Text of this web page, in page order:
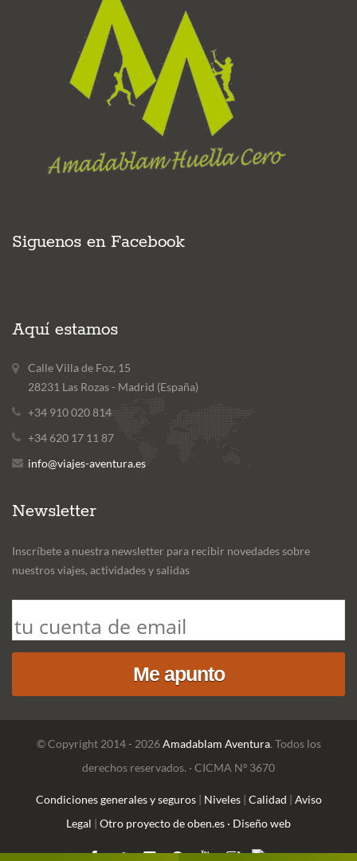
Siguenos en Facebook
Aquí estamos
Calle Villa de Foz, 15
28231 Las Rozas - Madrid (España)
+34 910 020 814
+34 620 17 11 87
info@viajes-aventura.es
Newsletter
Inscríbete a nuestra newsletter para recibir novedades sobre
nuestros viajes, actividades y salidas
© Copyright 2014 - 2026Amadablam Aventura. Todos los
derechos reservados. · CICMA Nº 3670
Condiciones generales y seguros| Niveles| Calidad | Aviso
Legal | Otro proyecto de oben.es · Diseño web